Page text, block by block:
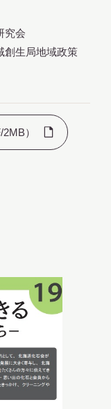
究会
創生局地域政策
）